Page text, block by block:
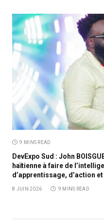
9 MINS READ
DevExpo Sud : John
haïtienne à faire de
d’apprentissage, d’action
8 JUIN 2026 9 MINS READ